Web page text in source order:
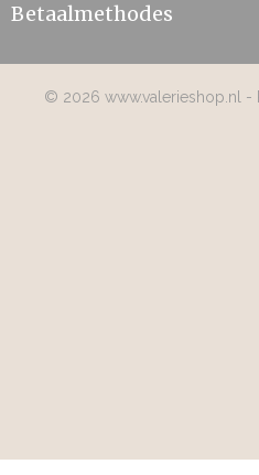
Betaalmethodes
© 2026 www.valerieshop.nl -